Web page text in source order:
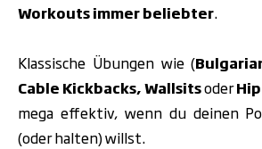
Workouts immer beliebter.
Klassische Übungen wie (
Cable Kickbacks, Wallsitsoder
mega effektiv, wenn du deinen
(oder halten) willst.